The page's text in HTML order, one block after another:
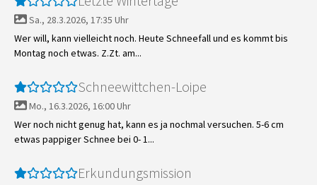
Sa., 28.3.2026, 17:35 Uhr
Wer will, kann vielleicht noch. Heute Schneefall und es kommt bis
Montag noch etwas. Z.Zt. am...
Schneewittchen-Loipe
Mo., 16.3.2026, 16:00 Uhr
Wer noch nicht genug hat, kann es ja nochmal versuchen. 5-6 cm
etwas pappiger Schnee bei 0- 1...
Erkundungsmission